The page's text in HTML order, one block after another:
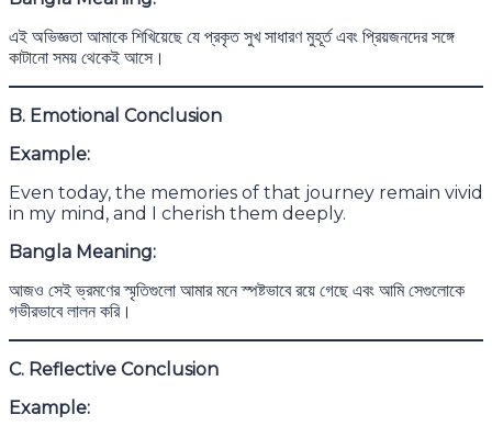
এই অভিজ্ঞতা আমাকে শিখিয়েছে যে প্রকৃত সুখ সাধারণ মুহূর্ত এবং প্রিয়জনদের সঙ্গে
কাটানো সময় থেকেই আসে।
B. Emotional Conclusion
Example:
Even today, the memories of that journey remain vivid
in my mind, and I cherish them deeply.
Bangla Meaning:
আজও সেই ভ্রমণের স্মৃতিগুলো আমার মনে স্পষ্টভাবে রয়ে গেছে এবং আমি সেগুলোকে
গভীরভাবে লালন করি।
C. Reflective Conclusion
Example: